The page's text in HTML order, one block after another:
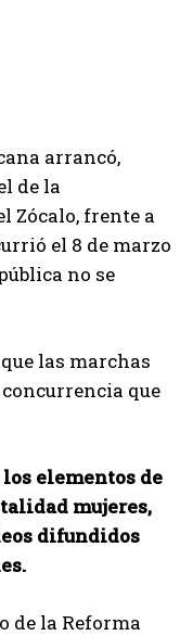
arrancó,
de la
Zócalo, frente a
el 8 de marzo
no se
las marchas
concurrencia que
elementos de
mujeres,
difundidos
de la Reforma